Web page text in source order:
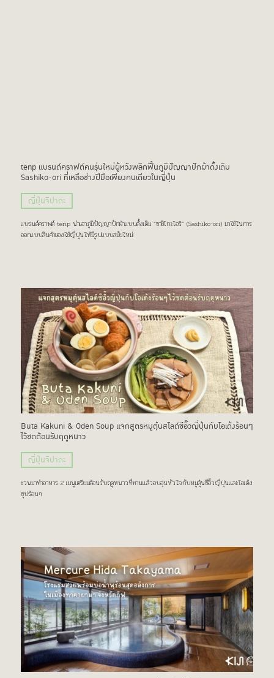
tenp แบรนด์คราฟต์คนรุ่นใหม่ผู้หวังพลิกฟื้นภูมิปัญญาปักผ้าดั้งเดิม
Sashiko-ori ที่เหลือช่างฝีมือเพียงคนเดียวในญี่ปุ่น
ญี่ปุ่นจิปาถะ
แบรนด์คราฟต์ tenp นำเอาภูมิปัญญาปักผ้าแบบดั้งเดิม “ซาชิโกะโอริ” (Sashiko-ori) มาใช้ในการ
ออกแบบสินค้าของใช้ญี่ปุ่นให้มีรูปแบบสมัยใหม่!
Buta Kakuni & Oden Soup แจกสูตรหมูตุ๋นสไลด์ซีอิ๊วญี่ปุ่นกับโอเด้งร้อนๆ
ไว้ซดต้อนรับฤดูหนาว
ญี่ปุ่นจิปาถะ
ชวนมาทำอาหาร 2 เมนูเตรียมต้อนรับฤดูหนาวที่ทานเเล้วอบอุ่นหัวใจกับหมูตุ๋นซีอิ๊วญี่ปุ่นเเละโอเด้ง
ซุปร้อนๆ